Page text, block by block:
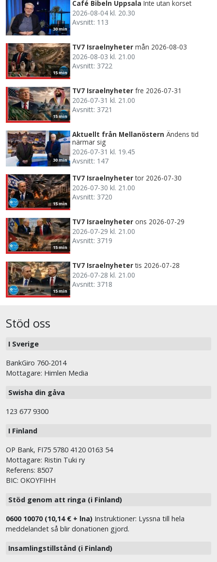
30 min
Café Bibeln Uppsala Inte utan korset
2026-08-04 kl. 20.30
Avsnitt: 113
15 min
TV7 Israelnyheter mån 2026-08-03
2026-08-03 kl. 21.00
Avsnitt: 3722
15 min
TV7 Israelnyheter fre 2026-07-31
2026-07-31 kl. 21.00
Avsnitt: 3721
30 min
Aktuellt från Mellanöstern Ändens tid
närmar sig
2026-07-31 kl. 19.45
Avsnitt: 147
15 min
TV7 Israelnyheter tor 2026-07-30
2026-07-30 kl. 21.00
Avsnitt: 3720
15 min
TV7 Israelnyheter ons 2026-07-29
2026-07-29 kl. 21.00
Avsnitt: 3719
15 min
TV7 Israelnyheter tis 2026-07-28
2026-07-28 kl. 21.00
Avsnitt: 3718
Stöd oss
I Sverige
BankGiro 760-2014
Mottagare: Himlen Media
Swisha din gåva
123 677 9300
I Finland
OP Bank, FI75 5780 4120 0163 54
Mottagare: Ristin Tuki ry
Referens: 8507
BIC: OKOYFIHH
Stöd genom att ringa (i Finland)
0600 10070 (10,14 € + lna) Instruktioner: Lyssna till hela
meddelandet så blir donationen gjord.
Insamlingstillstånd (i Finland)